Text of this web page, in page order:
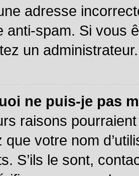
adresse
anti-spam. Si vous
un administrateur.
ne puis-je pas
raisons
que votre nom
S’ils le sont,